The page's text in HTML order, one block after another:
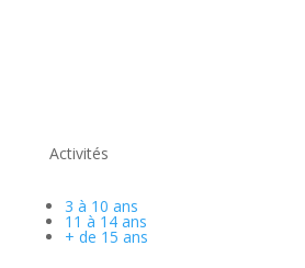
Activités
3 à 10 ans
11 à 14 ans
+ de 15 ans